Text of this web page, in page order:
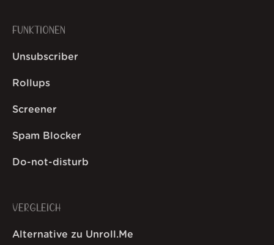
FUNKTIONEN
Unsubscriber
Rollups
Screener
Spam Blocker
Do-not-disturb
VERGLEICH
Alternative zu Unroll.Me